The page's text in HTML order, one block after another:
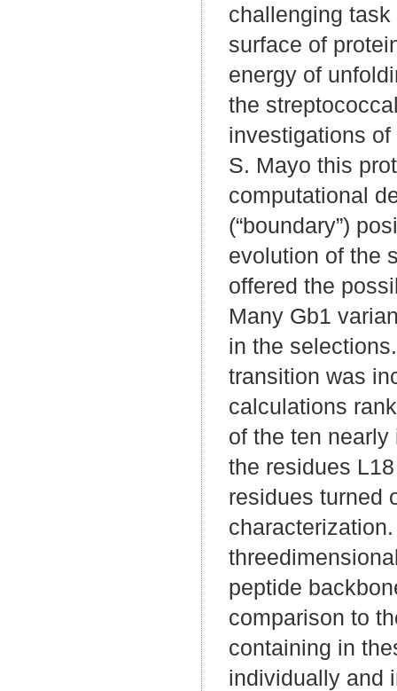
challenging
surface of
energy of
the
investigations
S. Mayo this
computational
(“boundary”)
evolution of the
offered the
Many Gb1
in the
transition was
calculations
of the ten
the residues
residues turned
peptide
comparison to
containing in
individually and